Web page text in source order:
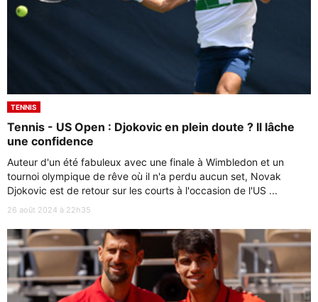
TENNIS
Tennis - US Open : Djokovic en plein doute ? Il lâche
une confidence
Auteur d'un été fabuleux avec une finale à Wimbledon et un
tournoi olympique de rêve où il n'a perdu aucun set, Novak
Djokovic est de retour sur les courts à l'occasion de l'US ...
26 août 2024 à 22h35